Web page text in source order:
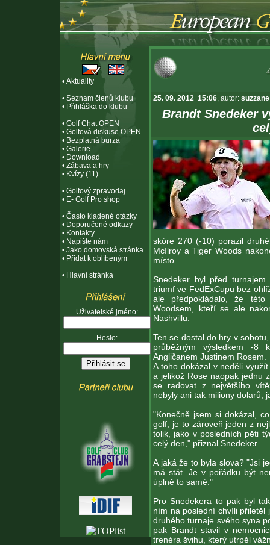
• Aktuality
• Seznam členů klubu
• Přihláška do klubu
• Golf Chat OPEN
• Golfová diskuse OPEN
• Bezplatná burza
• Galerie
• Download
• Zábava a hry
• Kvízy (11)
• Golfový zpravodaj
• E- Golf Pro shop
• Často kladené otázky
• Doporučené odkazy
• Kontakty
• Napište nám
• Jako domovská stránka
• Přidat k oblíbeným
• Hlavní stránka
Uživatelské jméno:
Heslo:
25. 09. 2012 15:06, autor: suzzane
Brandt Snedeker
skóre 270 (-10) porazil
McIlroy a Tiger Woods
místo.
Snedeker byl před
triumf ve FedExCupu bez
ale předpokládalo, že
Woodsem, kteří se ale
Nashvillu.
Ten se dostal do hry v
průběžným výsledkem -8
Angličanem Justinem Rosem.
A toho dokázal v neděli
a jelikož Rose naopak jednu
se radovat z největšího
nebyly ani tak miliony dolarů,
"Konečně jsem si dokázal,
golf, je to zároveň jeden z
tolik, jako v posledních pěti
celý den," přiznal Snedeker.
A jaká že to byla slova? "Jsi
má stát. Je v pořádku být
úplně to samé."
Pro Snedekera to pak byl
ním na poslední chvíli přiletěl
druhého turnaje svého syna
pak Brandt stavil v
trenéra švihu, který utrpěl